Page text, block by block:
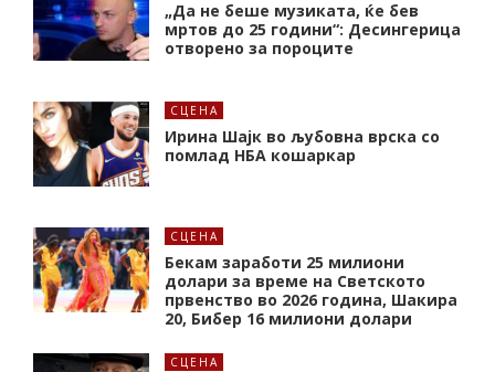
„Да не беше музиката, ќе бев
мртов до 25 години“: Десингерица
отворено за пороците
СЦЕНА
Ирина Шајк во љубовна врска со
помлад НБА кошаркар
СЦЕНА
Бекам заработи 25 милиони
долари за време на Светското
првенство во 2026 година, Шакира
20, Бибер 16 милиони долари
СЦЕНА